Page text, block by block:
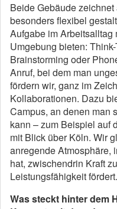
Beide Gebäude
besonders flexibel
Aufgabe im
Umgebung bieten:
Brainstorming oder
Anruf, bei dem man
fördern wir, ganz im
Kollaborationen. Dazu
Campus, an denen man
kann – zum Beispiel auf
mit Blick über Köln. Wir
anregende Atmosphäre,
hat, zwischendrin Kraft
Leistungsfähigkeit fördert.
Was steckt hinter dem